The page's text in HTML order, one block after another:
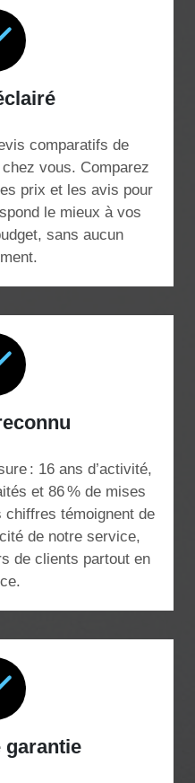
comparatifs de
vous. Comparez
prix et les avis pour
le mieux à vos
sans aucun
: 16 ans d’activité,
et 86 % de mises
témoignent de
de notre service,
de clients partout en
garantie